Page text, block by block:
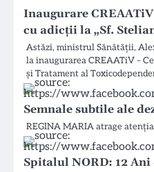
Inaugurare
cu adicții la „Sf.
Astăzi, ministrul Sănătății,
la inaugurarea CREAATiV –
și Tratament al
Semnale subtile ale
REGINA MARIA atrage
Spitalul NORD: 12